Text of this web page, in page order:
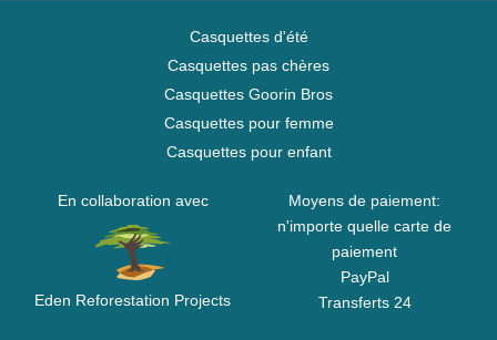
Casquettes d'été
Casquettes pas chères
Casquettes Goorin Bros
Casquettes pour femme
Casquettes pour enfant
En collaboration avec
Eden Reforestation Projects
Moyens de paiement:
n'importe quelle carte de
paiement
PayPal
Transferts 24